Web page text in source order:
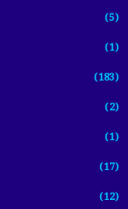
(5)
(1)
(183)
(2)
(1)
(17)
(12)